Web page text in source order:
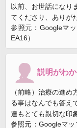
以前、お世話になり
てくださり、ありが
参照元：Googleマ
EA16）
説明がわ
（前略）治療の進
る事はなんでも答え
達もとても親切な印
参照元：Googleマ